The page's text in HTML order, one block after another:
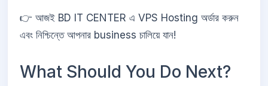
👉 আজই BD IT CENTER এ VPS Hosting অর্ডার করুন
এবং নিশ্চিন্তে আপনার business চালিয়ে যান!
What Should You Do Next?